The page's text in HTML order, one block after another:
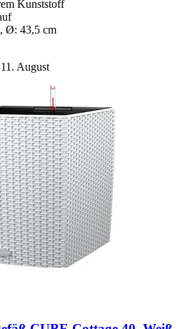
Kunststoff
Ø: 43,5 cm
August